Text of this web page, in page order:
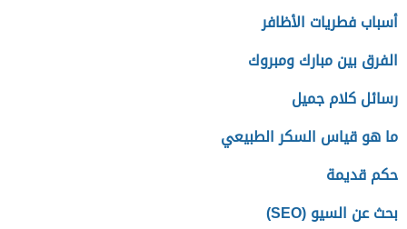
أسباب فطريات الأظافر
الفرق بين مبارك ومبروك
رسائل كلام جميل
ما هو قياس السكر الطبيعي
حكم قديمة
بحث عن السيو (SEO)